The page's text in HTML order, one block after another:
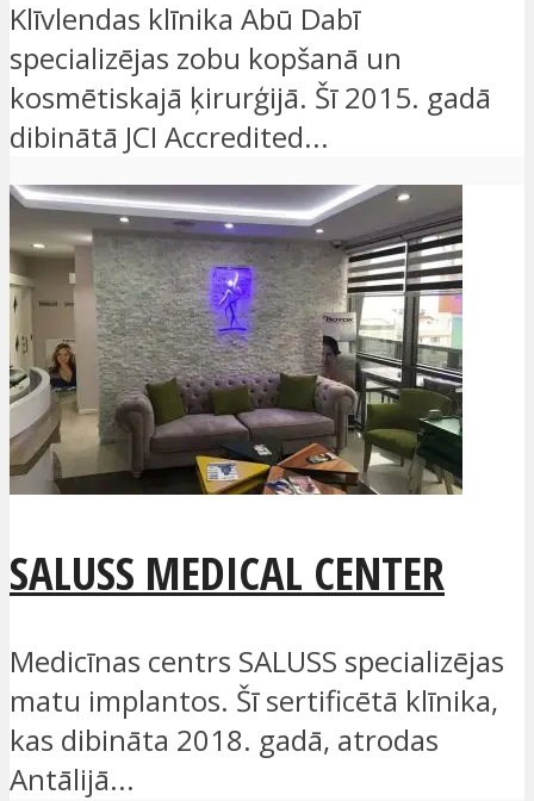
Klīvlendas klīnika Abū Dabī
specializējas zobu kopšanā un
kosmētiskajā ķirurģijā. Šī 2015. gadā
dibinātā JCI Accredited...
SALUSS MEDICAL CENTER
Medicīnas centrs SALUSS specializējas
matu implantos. Šī sertificētā klīnika,
kas dibināta 2018. gadā, atrodas
Antālijā...